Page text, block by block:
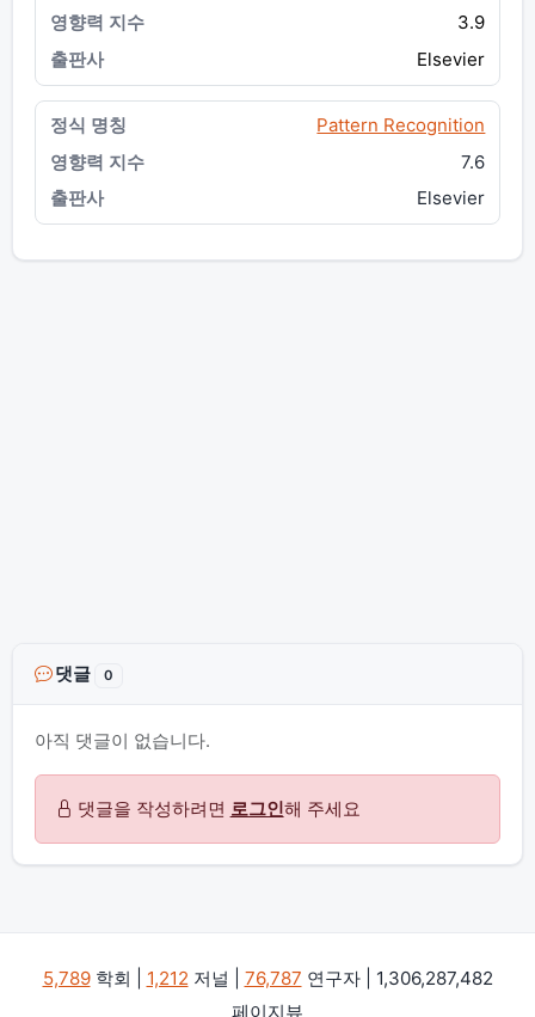
3.9
Elsevier
Pattern Recognition
7.6
Elsevier
댓글 0
아직 댓글이 없습니다.
댓글을 작성하려면 로그인해 주세요
5,789학회 | 1,212 저널 | 76,787 연구자 | 1,306,287,482
페이지뷰